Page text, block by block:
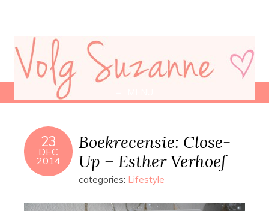
23
DEC
2014
Boekrecensie: Close-
Up – Esther Verhoef
categories: Lifestyle